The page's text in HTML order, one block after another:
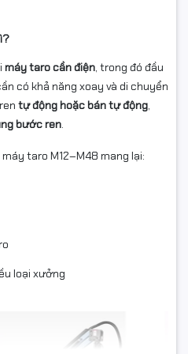
máy taro cần điện, trong đó đầu
có khả năng xoay và di chuyển
tự động hoặc bán tự động,
bước ren.
taro M12–M48 mang lại:
loại xưởng